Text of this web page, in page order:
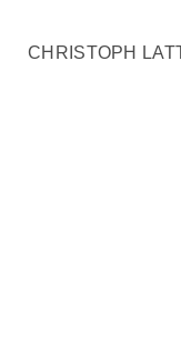
CHRISTOPH